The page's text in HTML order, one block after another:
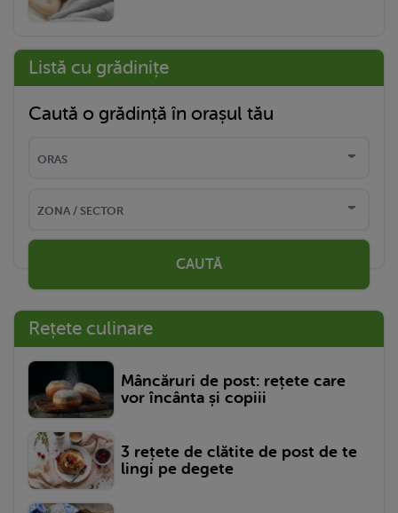
Listă cu grădinițe
Caută o grădință în orașul tău
CAUTĂ
Rețete culinare
Mâncăruri de post: rețete care
vor încânta și copiii
3 rețete de clătite de post de te
lingi pe degete